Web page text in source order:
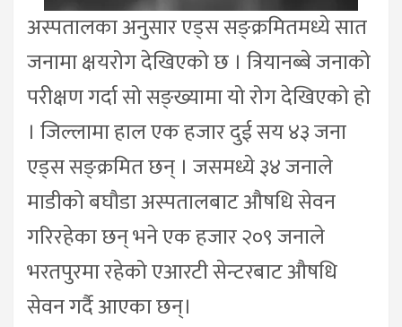
अस्पतालका अनुसार एड्स सङ्क्रमितमध्ये सात
जनामा क्षयरोग देखिएको छ । त्रियानब्बे जनाको
परीक्षण गर्दा सो सङ्ख्यामा यो रोग देखिएको हो
। जिल्लामा हाल एक हजार दुई सय ४३ जना
एड्स सङ्क्रमित छन् । जसमध्ये ३४ जनाले
माडीको बघौडा अस्पतालबाट औषधि सेवन
गरिरहेका छन् भने एक हजार २०९ जनाले
भरतपुरमा रहेको एआरटी सेन्टरबाट औषधि
सेवन गर्दै आएका छन्।